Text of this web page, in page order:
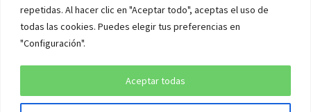
repetidas. Al hacer clic en "Aceptar todo", aceptas el uso de
todas las cookies. Puedes elegir tus preferencias en
"Configuración".
Aceptar todas
Aviso legal
Política de cookies